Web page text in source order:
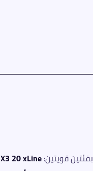
بفئتين قويتين:X3 20 xLine